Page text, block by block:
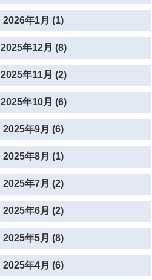
2026年1月 (1)
2025年12月 (8)
2025年11月 (2)
2025年10月 (6)
2025年9月 (6)
2025年8月 (1)
2025年7月 (2)
2025年6月 (2)
2025年5月 (8)
2025年4月 (6)